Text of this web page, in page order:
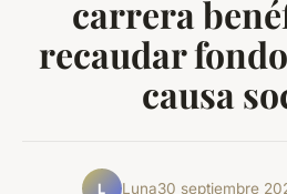
carrera
recaudar
causa
L Luna30 septiembre